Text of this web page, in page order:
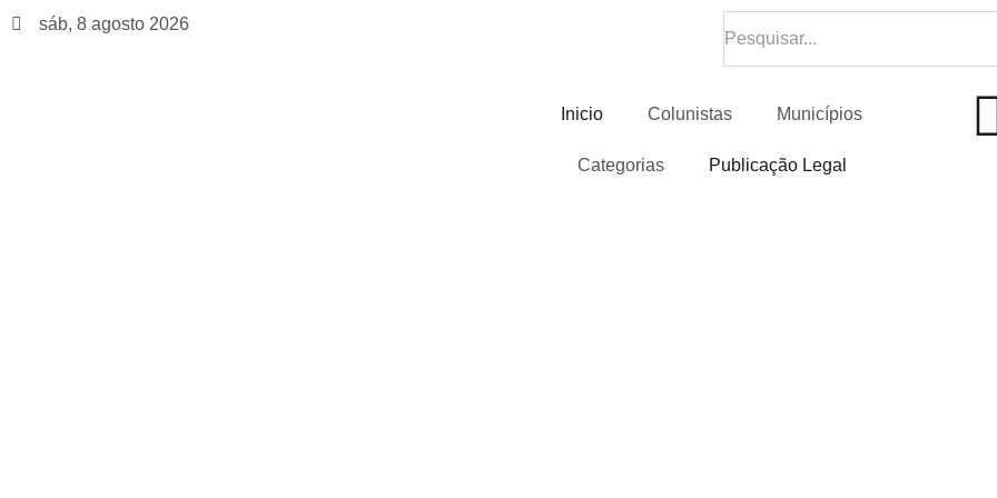
sáb, 8 agosto 2026
Inicio Colunistas Municípios
Categorias Publicação Legal